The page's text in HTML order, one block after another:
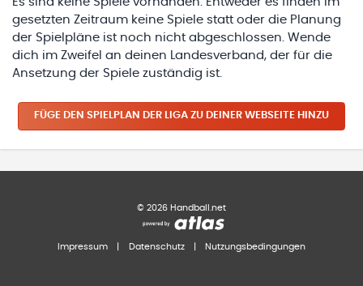
gesetzten Zeitraum keine Spiele statt oder die Planung
der Spielpläne ist noch nicht abgeschlossen. Wende
dich im Zweifel an deinen Landesverband, der für die
Ansetzung der Spiele zuständig ist.
FÜGE DEN SPIELPLAN DER LIGA ZU DEINER WEBSEITE HINZU
© 2026 Handball.net
Impressum Datenschutz Nutzungsbedingungen